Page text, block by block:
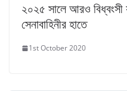
২০২৫ সালে আরও
সেনাবাহিনীর হাতে
1st October 2020